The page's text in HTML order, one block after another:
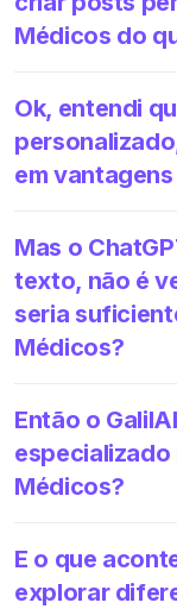
Médicos do
Ok, entendi
em
Mas o
texto, não é
seria
Médicos?
Então o
especializado
Médicos?
E o que
explorar